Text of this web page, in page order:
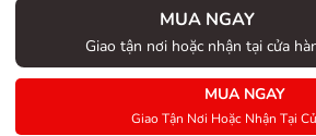
MUA NGAY
Giao tận nơi hoặc nhận tại cửa
MUA NGAY
Giao Tận Nơi Hoặc Nhận Tại